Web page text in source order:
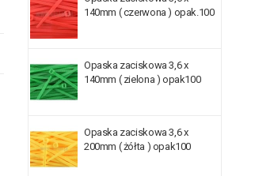
140mm ( czerwona ) opak.100
Opaska zaciskowa 3,6 x
140mm ( zielona ) opak100
Opaska zaciskowa 3,6 x
200mm ( żółta ) opak100